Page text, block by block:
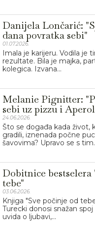
Danijela Lončarić:
dana povratka sebi"
01.07.2026.
Imala je karijeru. Vodila je
rezultate. Bila je majka,
kolegica. Izvana...
Melanie Pignitter:
sebi uz pizzu i
24.06.2026.
Što se događa kada život,
gradili, iznenada počne
šavovima? Upravo se s
Dobitnice bestselera
tebe"
03.06.2026.
Knjiga "Sve počinje od
Turecki donosi snažan
uvida o ljubavi,...